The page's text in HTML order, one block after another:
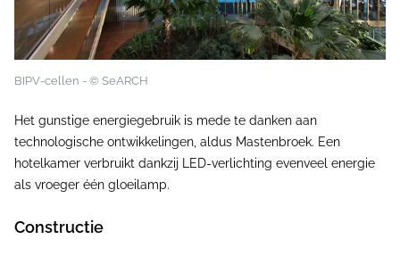
BIPV-cellen - © SeARCH
Het gunstige energiegebruik is mede te danken aan
technologische ontwikkelingen, aldus Mastenbroek. Een
hotelkamer verbruikt dankzij LED-verlichting evenveel energie
als vroeger één gloeilamp.
Constructie